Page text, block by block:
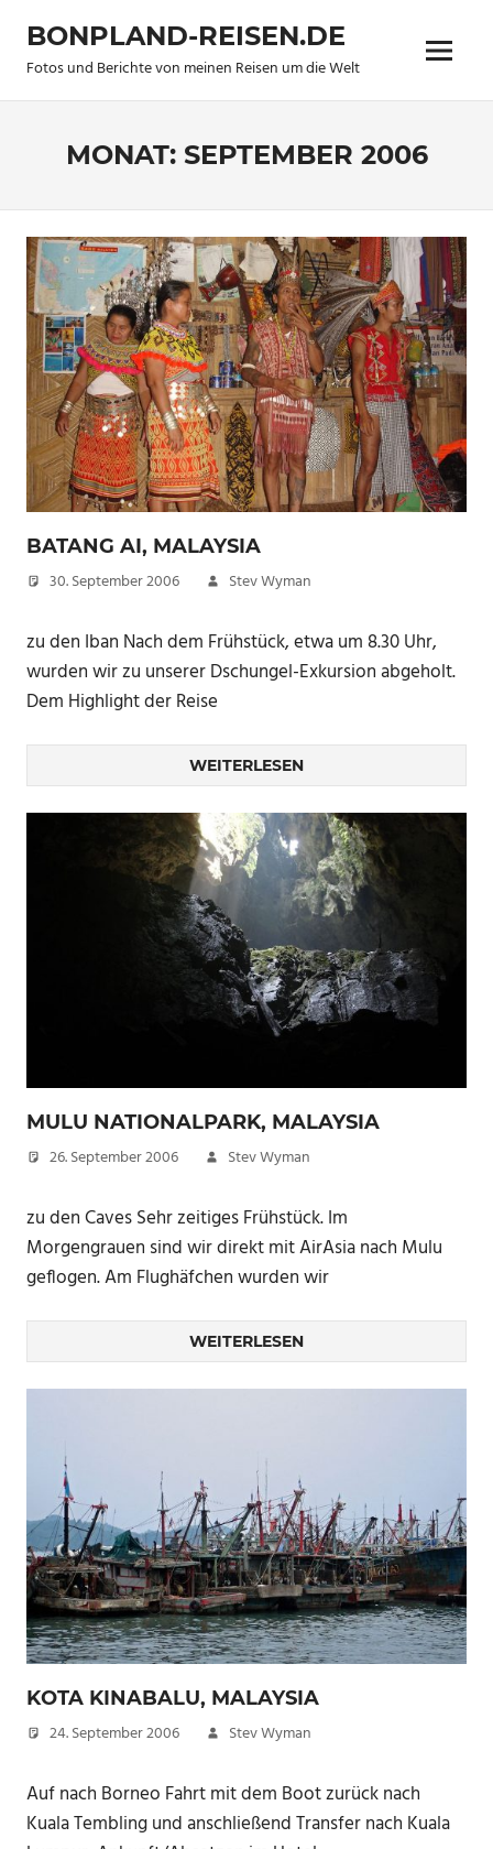
Inhalt
springen
BONPLAND-REISEN.DE
Fotos und Berichte von meinen Reisen um die Welt Menü
MONAT: SEPTEMBER 2006
BATANG AI, MALAYSIA
30. September 2006 Stev Wyman
zu den Iban Nach dem Frühstück, etwa um 8.30 Uhr,
wurden wir zu unserer Dschungel-Exkursion abgeholt.
Dem Highlight der Reise
WEITERLESEN
MULU NATIONALPARK, MALAYSIA
26. September 2006 Stev Wyman
zu den Caves Sehr zeitiges Frühstück. Im
Morgengrauen sind wir direkt mit AirAsia nach Mulu
geflogen. Am Flughäfchen wurden wir
WEITERLESEN
KOTA KINABALU, MALAYSIA
24. September 2006 Stev Wyman
Auf nach Borneo Fahrt mit dem Boot zurück nach
Kuala Tembling und anschließend Transfer nach Kuala